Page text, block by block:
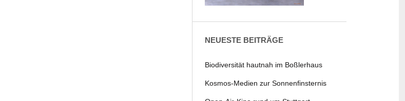
NEUESTE BEITRÄGE
Biodiversität hautnah im Boßlerhaus
Kosmos-Medien zur Sonnenfinsternis